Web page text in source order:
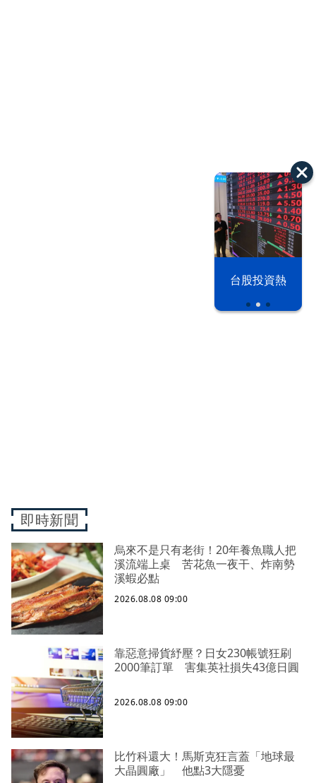
台股投資熱
即時新聞
烏來不是只有老街！20年養魚職人把
溪流端上桌 苦花魚一夜干、炸南勢
溪蝦必點
2026.08.08 09:00
靠惡意掃貨紓壓？日女230帳號狂刷
2000筆訂單 害集英社損失43億日圓
2026.08.08 09:00
比竹科還大！馬斯克狂言蓋「地球最
大晶圓廠」 他點3大隱憂